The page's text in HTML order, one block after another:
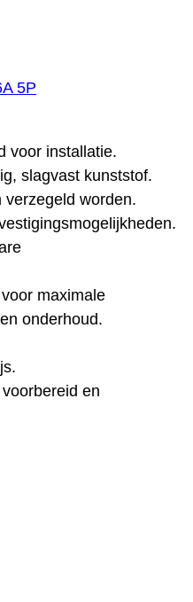
5P
voor installatie.
slagvast kunststof.
worden.
maximale
onderhoud.
en